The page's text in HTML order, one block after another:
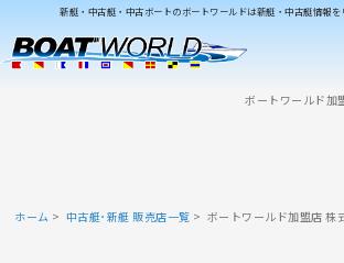
新艇・中古艇・中古ボートのボートワールドは新艇・中古艇情報を
ボートワールド加
ホーム 中古艇･新艇 販売店一覧 ボートワールド加盟店 株